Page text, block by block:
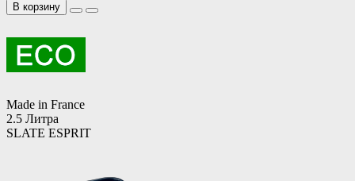
В корзину
Made in France
2.5 Литра
SLATE ESPRIT